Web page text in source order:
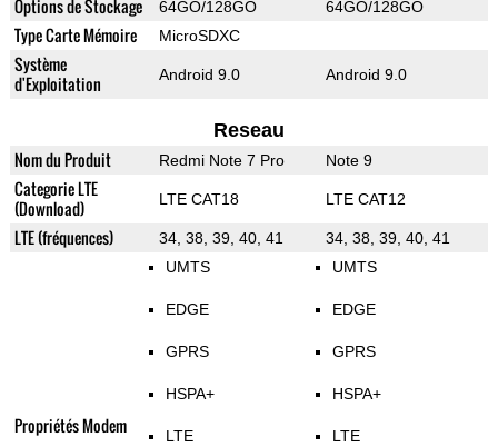
Options de Stockage 64GO/128GO 64GO/128GO
Type Carte Mémoire MicroSDXC
Système
d'Exploitation
Android 9.0 Android 9.0
Reseau
Nom du Produit Redmi Note 7 Pro Note 9
Categorie LTE
(Download)
LTE CAT18 LTE CAT12
LTE (fréquences) 34, 38, 39, 40, 41 34, 38, 39, 40, 41
Propriétés Modem
UMTS
EDGE
GPRS
HSPA+
LTE
UMTS
EDGE
GPRS
HSPA+
LTE